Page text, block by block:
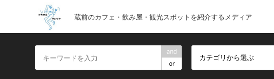
蔵前のカフェ・飲み屋・観光スポットを紹介するメディア
and
or
カテゴリから選ぶ